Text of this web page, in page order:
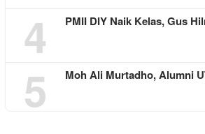
4 PMII DIY Naik Kelas, Gus
5 Moh Ali Murtadho, Alumni